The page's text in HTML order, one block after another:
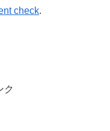
check.
ク